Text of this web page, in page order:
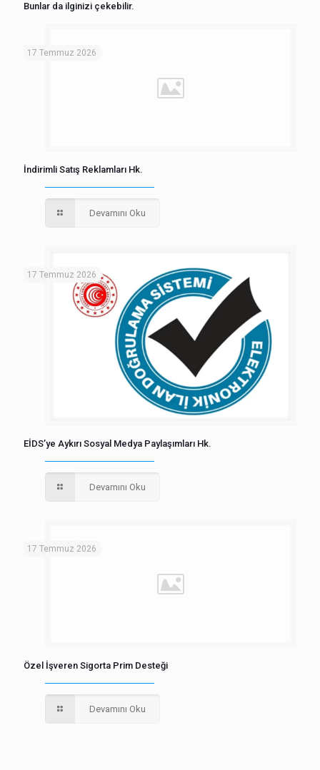
Bunlar da ilginizi çekebilir.
17 Temmuz 2026
İndirimli Satış Reklamları Hk.
Devamını Oku
17 Temmuz 2026
EİDS’ye Aykırı Sosyal Medya Paylaşımları Hk.
Devamını Oku
17 Temmuz 2026
Özel İşveren Sigorta Prim Desteği
Devamını Oku